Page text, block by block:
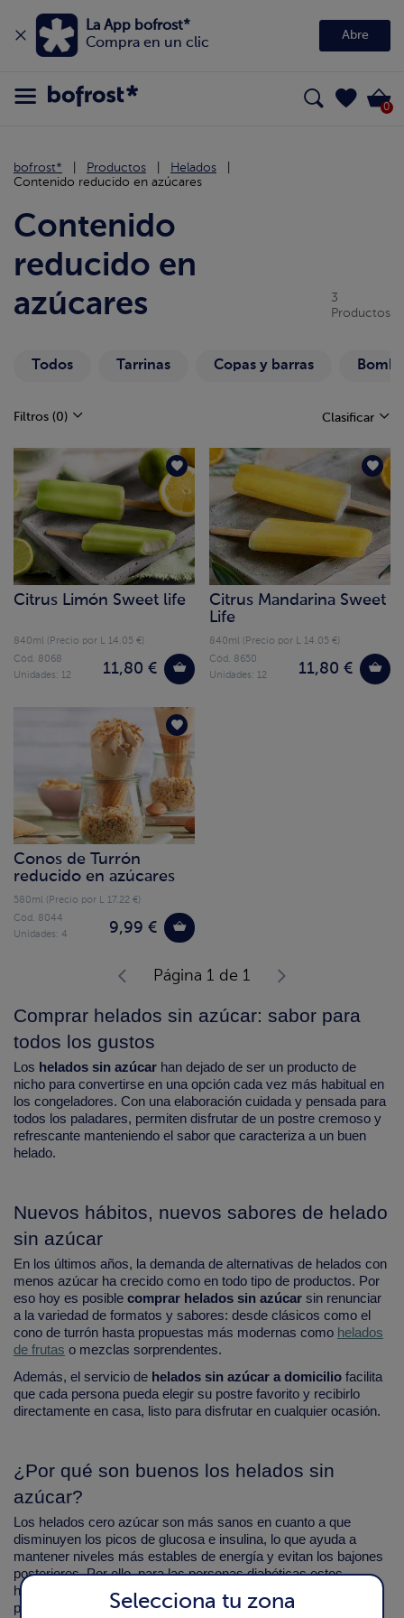
La App bofrost*
Compra en un clic
Abre
0
bofrost* Productos
Helados
Contenido reducido en azúcares
Contenido
reducido en
azúcares
3
Productos
Todos Tarrinas Copas y barras
Filtros (0) Clasificar
Citrus Limón Sweet life
840ml (Precio por L 14.05 €)
11,80 €
Cód. 8068
Unidades: 12
Citrus Mandarina Sweet
Life
840ml (Precio por L 14.05 €)
11,80 €
Cód. 8650
Unidades: 12
Conos de Turrón
reducido en azúcares
580ml (Precio por L 17.22 €)
9,99 €
Cód. 8044
Unidades: 4
Página 1 de 1
Comprar helados sin azúcar: sabor para
todos los gustos
Los helados sin azúcar han dejado de ser un producto de
nicho para convertirse en una opción cada vez más habitual en
los congeladores. Con una elaboración cuidada y pensada para
todos los paladares, permiten disfrutar de un postre cremoso y
refrescante manteniendo el sabor que caracteriza a un buen
helado.
Nuevos hábitos, nuevos sabores de helado
sin azúcar
En los últimos años, la demanda de alternativas de helados con
menos azúcar ha crecido como en todo tipo de productos. Por
eso hoy es posible comprar helados sin azúcar sin renunciar
a la variedad de formatos y sabores: desde clásicos como el
cono de turrón hasta propuestas más modernas como helados
de frutas o mezclas sorprendentes.
Además, el servicio de helados sin azúcar a domicilio facilita
que cada persona pueda elegir su postre favorito y recibirlo
directamente en casa, listo para disfrutar en cualquier ocasión.
¿Por qué son buenos los helados sin
azúcar?
Los helados cero azúcar son más sanos en cuanto a que
disminuyen los picos de glucosa e insulina, lo que ayuda a
mantener niveles más estables de energía y evitan los bajones
posteriores. Por ello, para las personas diabéticas estos
helados son la opción más segura, pero también para las
personas sin diabetes.Selecciona tu zona